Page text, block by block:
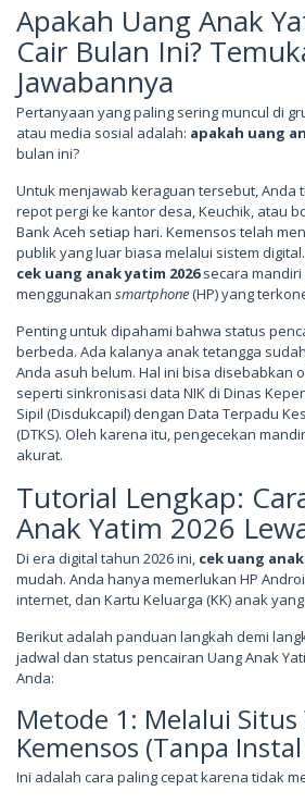
Apakah Uang Anak
Cair Bulan Ini?
Jawabannya
Pertanyaan yang paling sering muncul di
atau media sosial adalah: apakah uang
bulan ini?
Untuk menjawab keraguan tersebut, Anda
repot pergi ke kantor desa, Keuchik, atau
Bank Aceh setiap hari. Kemensos telah
publik yang luar biasa melalui sistem
cek uang anak yatim 2026secara mandiri
menggunakan smartphone(HP) yang
Penting untuk dipahami bahwa status
berbeda. Ada kalanya anak tetangga
Anda asuh belum. Hal ini bisa disebabkan
seperti sinkronisasi data NIK di Dinas
Sipil (Disdukcapil) dengan Data Terpadu
(DTKS). Oleh karena itu, pengecekan
akurat.
Tutorial Lengkap:
Anak Yatim 2026
Di era digital tahun 2026 ini, cek uang
mudah. Anda hanya memerlukan HP
internet, dan Kartu Keluarga (KK) anak
Berikut adalah panduan langkah demi
jadwal dan status pencairan Uang Anak
Anda:
Metode 1: Melalui Situs
Kemensos (Tanpa
Ini adalah cara paling cepat karena tidak